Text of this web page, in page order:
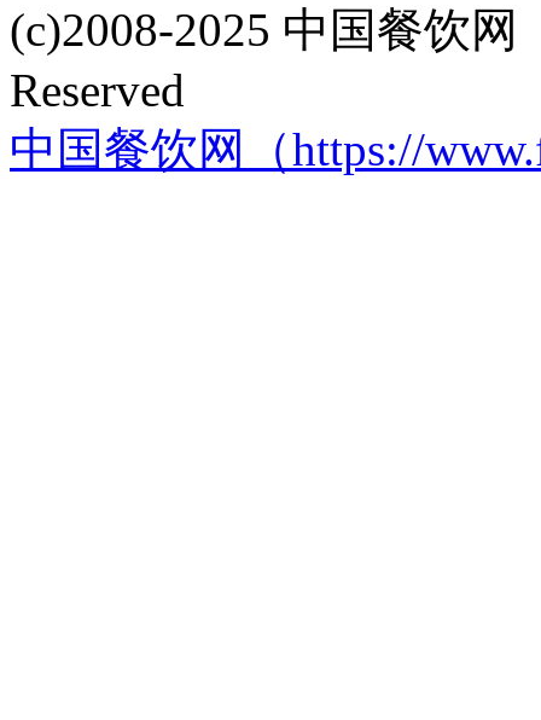
(c)2008-2025 中国餐饮
Reserved
中国餐饮网（https://